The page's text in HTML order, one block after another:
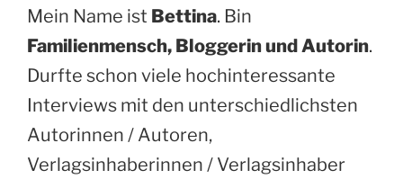
Mein Name ist Bettina. Bin
Familienmensch, Bloggerin und Autorin.
Durfte schon viele hochinteressante
Interviews mit den unterschiedlichsten
Autorinnen / Autoren,
Verlagsinhaberinnen / Verlagsinhaber